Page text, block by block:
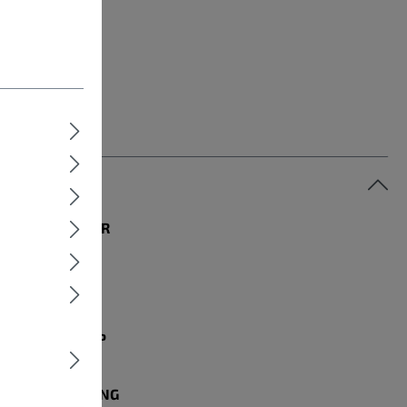
MODELLJAHR
RADGRÖSSE
RAHMENTYP
Diamant
BELEUCHTUNG